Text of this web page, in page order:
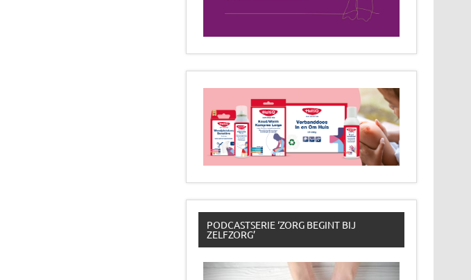
PODCASTSERIE ‘ZORG BEGINT BIJ
ZELFZORG’